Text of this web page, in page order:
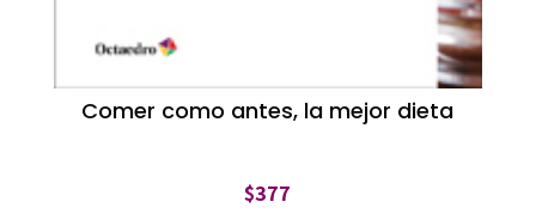
Comer como antes, la mejor dieta
$377